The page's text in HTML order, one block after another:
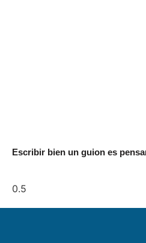
Escribir bien un guion es